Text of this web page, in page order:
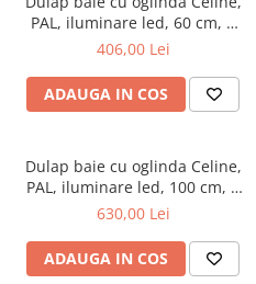
PAL, iluminare led, 60 cm, 2
usi, 3 rafturi, soft close, alb
406,00 Lei
ADAUGA IN COS
Dulap baie cu oglinda Celine,
PAL, iluminare led, 100 cm, 3
usi, 3 rafturi, soft close, alb
630,00 Lei
ADAUGA IN COS